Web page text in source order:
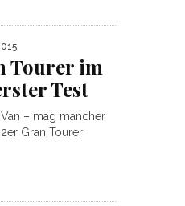
Tourer im
Test
– mag mancher
Gran Tourer